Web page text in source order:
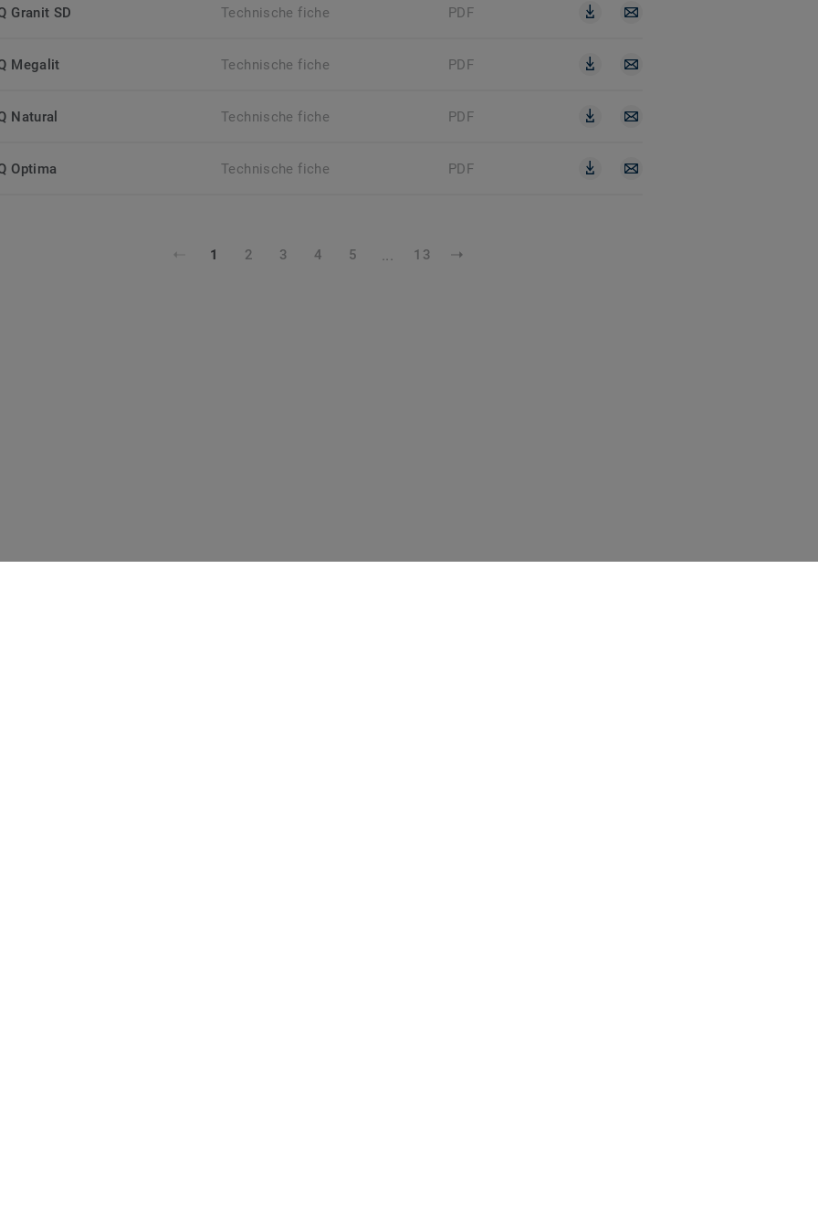
Granit SD Technische fiche PDF
Megalit Technische fiche PDF
Natural Technische fiche PDF
Optima Technische fiche PDF
1 2 3 4 5 13